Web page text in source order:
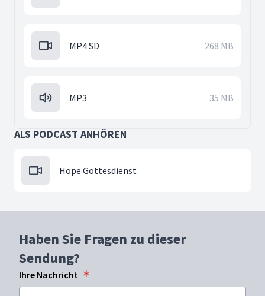
MP4 SD 268 MB
MP3 35 MB
ALS PODCAST ANHÖREN
Hope Gottesdienst
Haben Sie Fragen zu dieser
Sendung?
Ihre Nachricht